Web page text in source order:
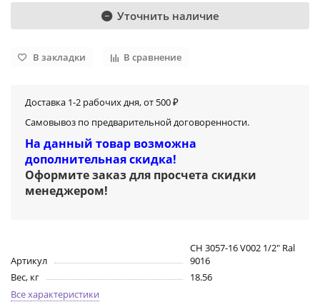
Уточнить наличие
В закладки В сравнение
Доставка 1-2 рабочих дня, от 500 ₽
Самовывоз по предварительной договоренности.
На данный товар возможна
дополнительная скидка!
Оформите заказ для просчета скидки
менеджером!
Артикул
CH 3057-16 V002 1/2" Ral
9016
Вес, кг
18.56
Все характеристики